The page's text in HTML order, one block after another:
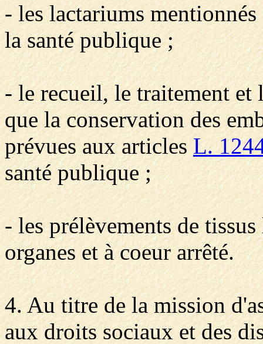
- les lactariums mentionnés
la santé publique ;
- le recueil, le traitement et
que la conservation des
prévues aux articlesL.
santé publique ;
- les prélèvements de
organes et à coeur arrêté.
4. Au titre de la mission
aux droits sociaux et des